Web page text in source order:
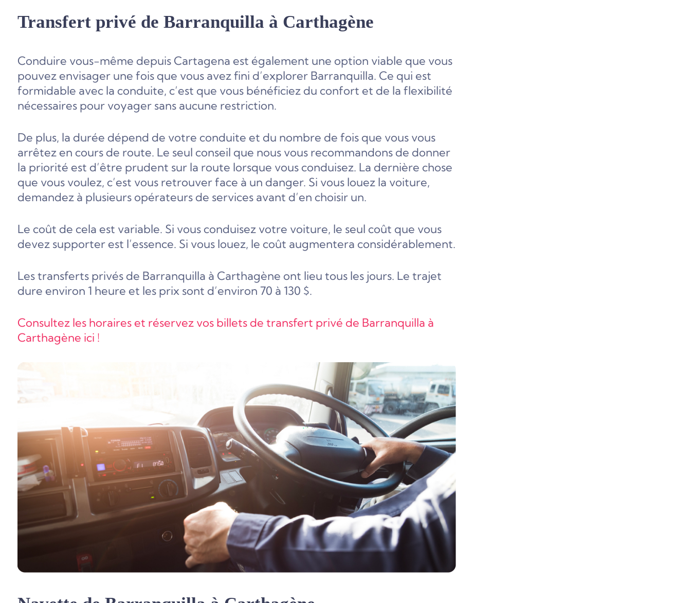
Transfert privé de Barranquilla à Carthagène
Conduire vous-même depuis Cartagena est également une option viable que vous
pouvez envisager une fois que vous avez fini d’explorer Barranquilla. Ce qui est
formidable avec la conduite, c’est que vous bénéficiez du confort et de la flexibilité
nécessaires pour voyager sans aucune restriction.
De plus, la durée dépend de votre conduite et du nombre de fois que vous vous
arrêtez en cours de route. Le seul conseil que nous vous recommandons de donner
la priorité est d’être prudent sur la route lorsque vous conduisez. La dernière chose
que vous voulez, c’est vous retrouver face à un danger. Si vous louez la voiture,
demandez à plusieurs opérateurs de services avant d’en choisir un.
Le coût de cela est variable. Si vous conduisez votre voiture, le seul coût que vous
devez supporter est l’essence. Si vous louez, le coût augmentera considérablement.
Les transferts privés de Barranquilla à Carthagène ont lieu tous les jours. Le trajet
dure environ 1 heure et les prix sont d’environ 70 à 130 $.
Consultez les horaires et réservez vos billets de transfert privé de Barranquilla à
Carthagène ici !